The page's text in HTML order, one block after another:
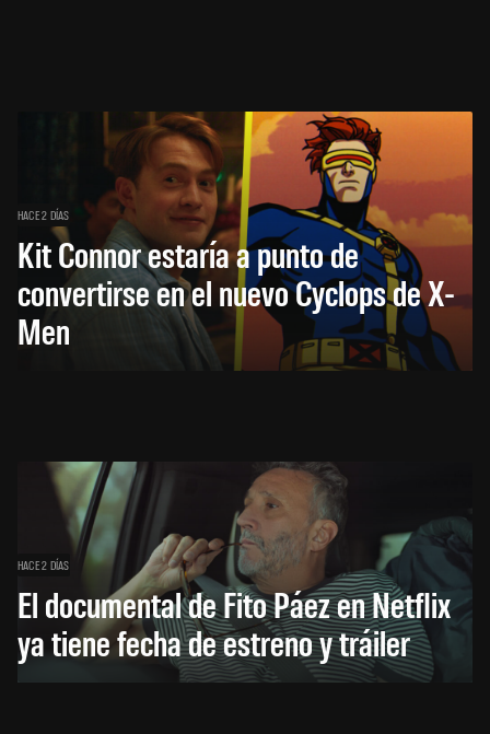
HACE 2 DÍAS
Kit Connor estaría a punto de
convertirse en el nuevo Cyclops de X-
Men
HACE 2 DÍAS
El documental de Fito Páez en Netflix
ya tiene fecha de estreno y tráiler